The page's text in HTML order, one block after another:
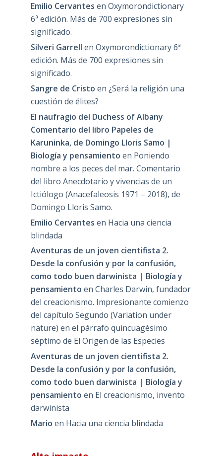
Emilio Cervantes en Oxymorondictionary
6ª edición. Más de 700 expresiones sin
significado.
Silveri Garrell en Oxymorondictionary 6ª
edición. Más de 700 expresiones sin
significado.
Sangre de Cristo en ¿Será la religión una
cuestión de élites?
El naufragio del Duchess of Albany
Comentario del libro Papeles de
Karuninka, de Domingo Lloris Samo |
Biología y pensamiento en Poniendo
nombre a los peces del mar. Comentario
del libro Anecdotario y vivencias de un
Ictiólogo (Anacefaleosis 1971 – 2018), de
Domingo Lloris Samo.
Emilio Cervantes en Hacia una ciencia
blindada
Aventuras de un joven cientifista 2.
Desde la confusión y por la confusión,
como todo buen darwinista | Biología y
pensamiento en Charles Darwin, fundador
del creacionismo. Impresionante comienzo
del capítulo Segundo (Variation under
nature) en el párrafo quincuagésimo
séptimo de El Origen de las Especies
Aventuras de un joven cientifista 2.
Desde la confusión y por la confusión,
como todo buen darwinista | Biología y
pensamiento en El creacionismo, invento
darwinista
Mario en Hacia una ciencia blindada